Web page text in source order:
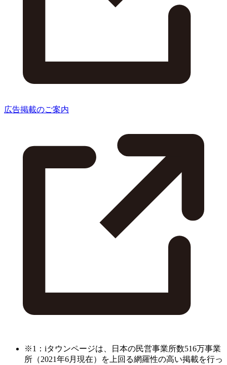
広告掲載のご案内
※1：iタウンページは、日本の民営事業所数516万事業
所（2021年6月現在）を上回る網羅性の高い掲載を行っ